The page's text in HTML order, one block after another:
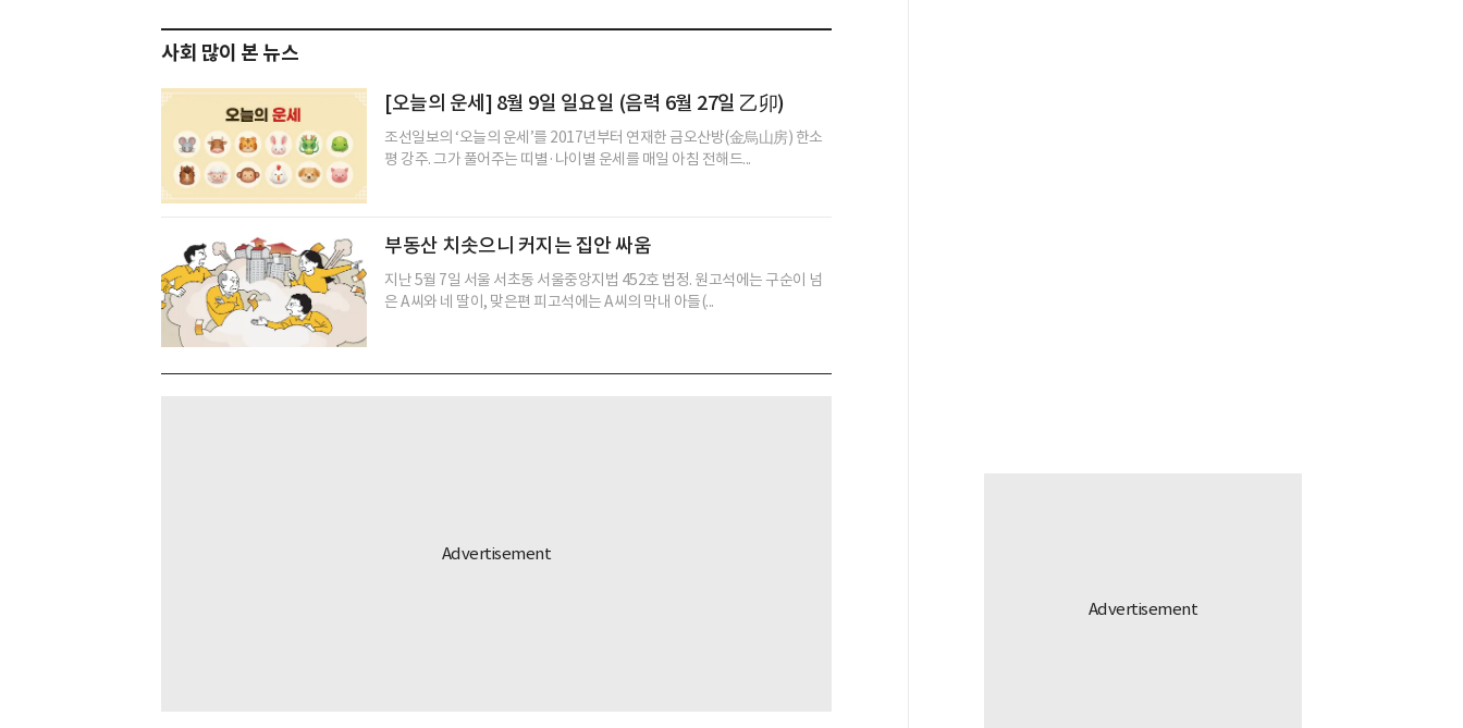
사회 많이 본 뉴스
[오늘의 운세] 8월 9일 일요일 (음력 6월 27일 乙卯)
조선일보의 ‘오늘의 운세’를 2017년부터 연재한 금오산방(金烏山房) 한소
평 강주. 그가 풀어주는 띠별·나이별 운세를 매일 아침 전해드...
부동산 치솟으니 커지는 집안 싸움
지난 5월 7일 서울 서초동 서울중앙지법 452호 법정. 원고석에는 구순이 넘
은 A씨와 네 딸이, 맞은편 피고석에는 A씨의 막내 아들(...